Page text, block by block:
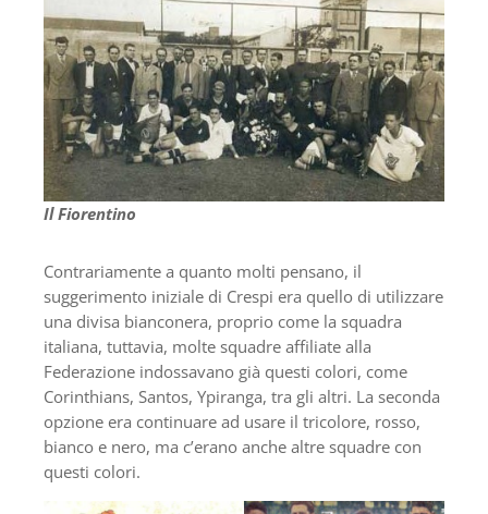
Il Fiorentino
Contrariamente a quanto molti pensano, il
suggerimento iniziale di Crespi era quello di utilizzare
una divisa bianconera, proprio come la squadra
italiana, tuttavia, molte squadre affiliate alla
Federazione indossavano già questi colori, come
Corinthians, Santos, Ypiranga, tra gli altri. La seconda
opzione era continuare ad usare il tricolore, rosso,
bianco e nero, ma c’erano anche altre squadre con
questi colori.